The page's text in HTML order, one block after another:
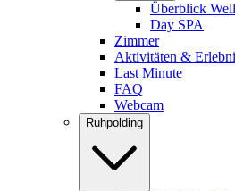
Überblick
Day SPA
Zimmer
Aktivitäten &
Last Minute
FAQ
Webcam
Ruhpolding